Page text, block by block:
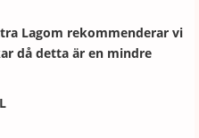
Lagom rekommenderar vi
då detta är en mindre